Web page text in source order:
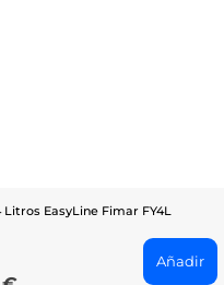
Litros EasyLine Fimar FY4L
Añadir